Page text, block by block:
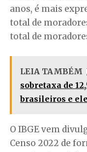
anos, é mais
total de
total de
LEIA TAMBÉM
sobretaxa de
brasileiros e
O IBGE vem
Censo 2022 de